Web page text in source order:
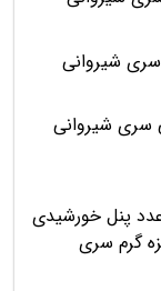
شیروانی
شیروانی
یک ردیف تیپ سنگین مناسب ۲ عدد پنل خورشیدی
گرم سری